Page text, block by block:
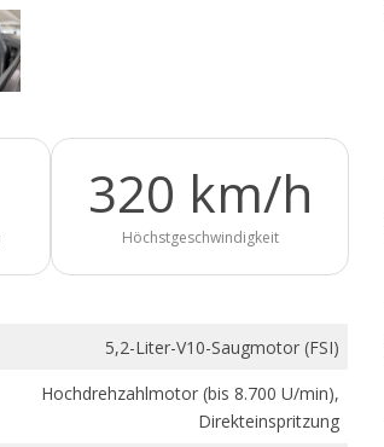
320 km/h
Höchstgeschwindigkeit
5,2-Liter-V10-Saugmotor (FSI)
Hochdrehzahlmotor (bis 8.700 U/min),
Direkteinspritzung